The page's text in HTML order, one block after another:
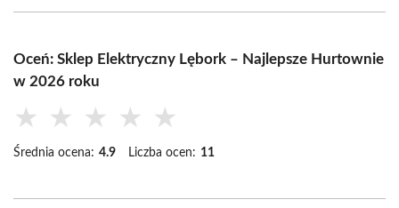
Oceń: Sklep Elektryczny Lębork – Najlepsze Hurtownie
w 2026 roku
★ ★ ★ ★ ★
Średnia ocena: 4.9 Liczba ocen: 11